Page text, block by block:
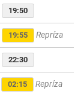
19:50
19:55 Repríza
22:30
02:15 Repríza